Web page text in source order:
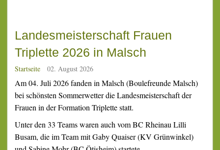
Landesmeisterschaft Frauen
Triplette 2026 in Malsch
Startseite 02. August 2026
Am 04. Juli 2026 fanden in Malsch (Boulefreunde Malsch)
bei schönsten Sommerwetter die Landesmeisterschaft der
Frauen in der Formation Triplette statt.
Unter den 33 Teams waren auch vom BC Rheinau Lilli
Busam, die im Team mit Gaby Quaiser (KV Grünwinkel)